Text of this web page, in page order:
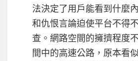
法決定了用戶能看到什麼
和仇恨言論迫使平台不得
查。網路空間的擁擠程度
間中的高速公路，原本看